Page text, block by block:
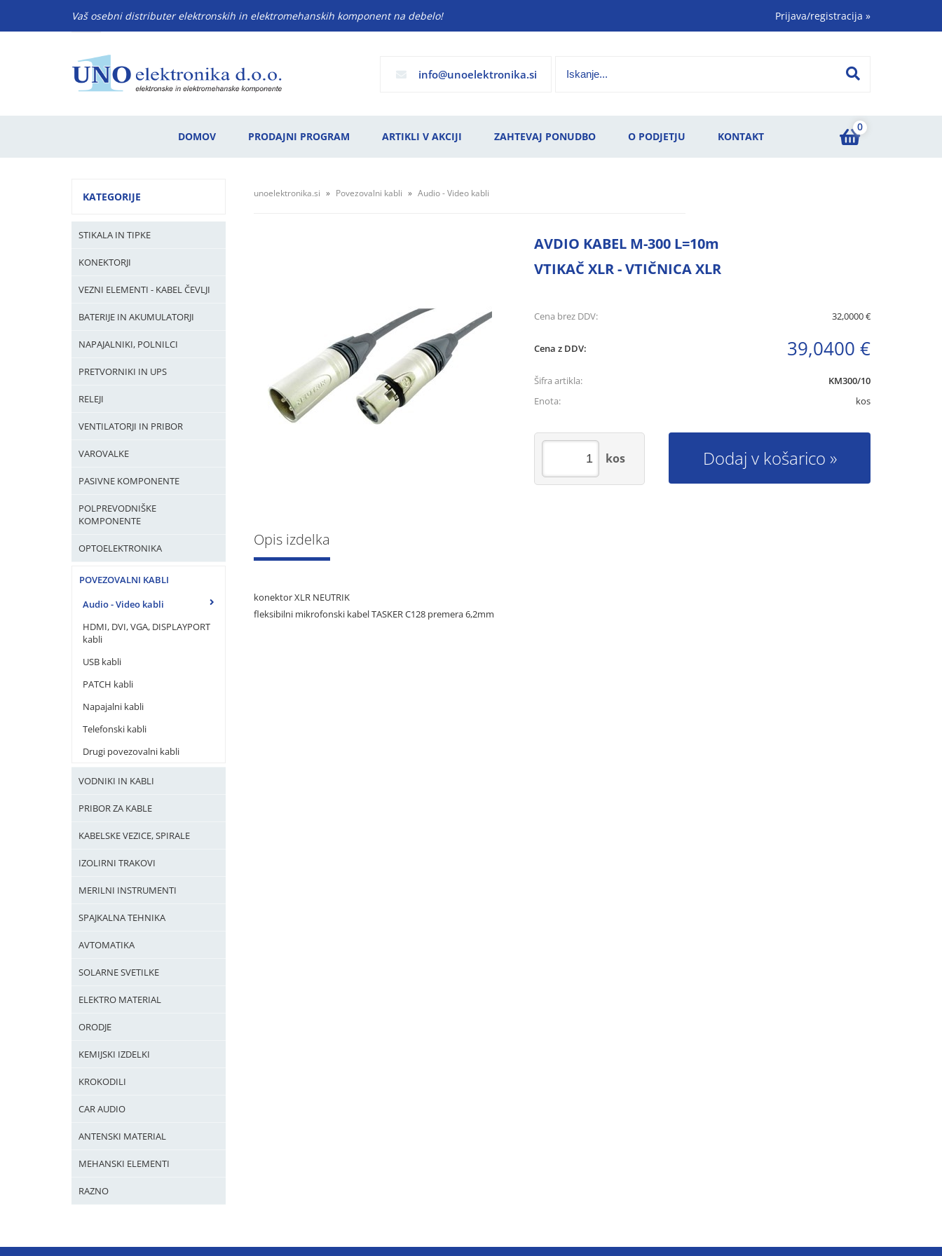
Vaš osebni distributer elektronskih in elektromehanskih komponent na debelo! Prijava/registracija »
info unoelektronika.si
0
DOMOV PRODAJNI PROGRAM ARTIKLI V AKCIJI ZAHTEVAJ PONUDBO O PODJETJU KONTAKT
KATEGORIJE
STIKALA IN TIPKE
KONEKTORJI
VEZNI ELEMENTI - KABEL ČEVLJI
BATERIJE IN AKUMULATORJI
NAPAJALNIKI, POLNILCI
PRETVORNIKI IN UPS
RELEJI
VENTILATORJI IN PRIBOR
VAROVALKE
PASIVNE KOMPONENTE
POLPREVODNIŠKE
KOMPONENTE
OPTOELEKTRONIKA
POVEZOVALNI KABLI
Audio - Video kabli
HDMI, DVI, VGA, DISPLAYPORT
kabli
USB kabli
PATCH kabli
Napajalni kabli
Telefonski kabli
Drugi povezovalni kabli
VODNIKI IN KABLI
PRIBOR ZA KABLE
KABELSKE VEZICE, SPIRALE
IZOLIRNI TRAKOVI
MERILNI INSTRUMENTI
SPAJKALNA TEHNIKA
AVTOMATIKA
SOLARNE SVETILKE
ELEKTRO MATERIAL
ORODJE
KEMIJSKI IZDELKI
KROKODILI
CAR AUDIO
ANTENSKI MATERIAL
MEHANSKI ELEMENTI
RAZNO
unoelektronika.si Povezovalni kabli Audio - Video kabli
AVDIO KABEL M-300 L=10m
VTIKAČ XLR - VTIČNICA XLR
Cena brez DDV: 32,0000 €
Cena z DDV: 39,0400 €
Šifra artikla:
KM300/10
Enota:
kos
Dodaj v košarico
kos
Opis izdelka
konektor XLR NEUTRIK
fleksibilni mikrofonski kabel TASKER C128 premera 6,2mm